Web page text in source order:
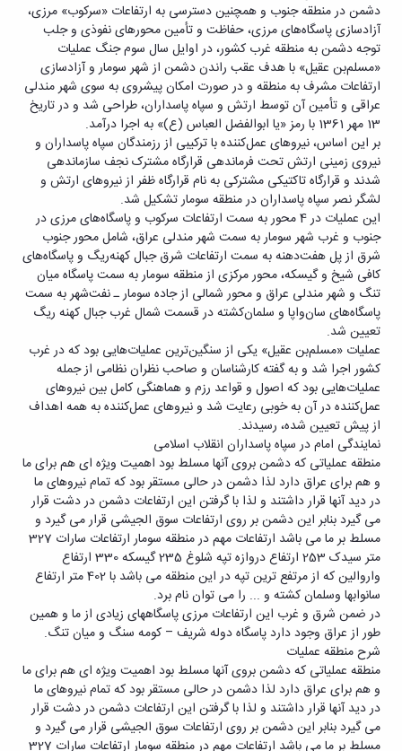
دشمن در منطقه جنوب و همچنین دسترسی به ارتفاعات «سرکوب» مرزی،
آزاد‌سازی پاسگاه‌های مرزی، حفاظت و تأمین محورهای نفوذی و جلب
توجه دشمن به منطقه غرب کشور، در اوایل سال سوم جنگ عملیات
«مسلم‌بن عقیل» با هدف عقب راندن دشمن از شهر سومار و آزاد‌سازی
ارتفاعات مشرف به منطقه و در صورت امکان پیشروی به سوی شهر مندلی
عراقی و تأمین آن توسط ارتش و سپاه پاسداران، طراحی شد و در تاریخ
13 مهر 1361 با رمز «یا ابوالفضل العباس (ع)» به اجرا درآمد.
بر این اساس، نیروهای عمل‌کننده با ترکیبی از رزمندگان سپاه پاسداران و
نیروی زمینی ارتش تحت فرماندهی قرارگاه مشترک نجف سازماندهی
شدند و قرارگاه تاکتیکی مشترکی به نام قرارگاه ظفر از نیروهای ارتش و
لشگر نصر سپاه پاسداران در منطقه سومار تشکیل شد.
این عملیات در 4 محور به سمت ارتفاعات سرکوب و پاسگاه‌های مرزی در
جنوب و غرب شهر سومار به سمت شهر مندلی عراق، شامل محور جنوب
شرق از پل هفت‌دهنه به سمت ارتفاعات شرق جبال کهنه‌ریگ و پاسگاه‌های
کافی شیخ و گیسکه، محور مرکزی از منطقه سومار به سمت پاسگاه میان
تنگ و شهر مندلی عراق و محور شمالی از جاده سومار ـ نفت‌شهر به سمت
پاسگاه‌های سان‌واپا و سلمان‌کشته در قسمت شمال غرب جبال کهنه ریگ
تعیین شد.
عملیات «مسلم‌بن عقیل» یکی از سنگین‌ترین عملیات‌هایی بود که در غرب
کشور اجرا شد و به گفته کارشناسان و صاحب نظران نظامی از جمله
عملیات‌هایی بود که اصول و قواعد رزم و هماهنگی کامل بین نیروهای
عمل‌کننده در آن به خوبی رعایت شد و نیروهای عمل‌کننده به همه اهداف
از پیش تعیین شده، رسیدند.
نمایندگی امام در سپاه پاسداران انقلاب اسلامی
منطقه عملیاتی که دشمن بروی آنها مسلط بود اهمیت ویژه ای هم برای ما
و هم برای عراق دارد لذا دشمن در حالی مستقر بود که تمام نیروهای ما
در دید آنها قرار داشتند و لذا با گرفتن این ارتفاعات دشمن در دشت قرار
می گیرد بنابر این دشمن بر روی ارتفاعات سوق الجیشی قرار می گیرد و
مسلط بر ما می باشد ارتفاعات مهم در منطقه سومار ارتفاعات سارات 327
متر سیدک 253 ارتفاع دروازه تپه شلوغ 235 گیسکه 330 ارتفاع
واروالین که از مرتفع ترین تپه در این منطقه می باشد با 402 متر ارتفاع
سانوابها وسلمان کشته و ... را می توان نام برد.
در ضمن شرق و غرب این ارتفاعات مرزی پاسگاههای زیادی از ما و همین
طور از عراق وجود دارد پاسگاه دوله شریف – کومه سنگ و میان تنگ.
شرح منطقه عملیات
منطقه عملیاتی که دشمن بروی آنها مسلط بود اهمیت ویژه ای هم برای ما
و هم برای عراق دارد لذا دشمن در حالی مستقر بود که تمام نیروهای ما
در دید آنها قرار داشتند و لذا با گرفتن این ارتفاعات دشمن در دشت قرار
می گیرد بنابر این دشمن بر روی ارتفاعات سوق الجیشی قرار می گیرد و
مسلط بر ما می باشد ارتفاعات مهم در منطقه سومار ارتفاعات سارات 327